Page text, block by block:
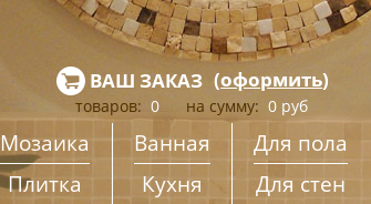
ВАШ ЗАКАЗ (оформить)
товаров: 0 на сумму: 0 руб
Мозаика
Плитка
Ванная
Кухня
Для пола
Для стен